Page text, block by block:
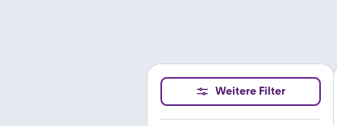
Weitere Filter